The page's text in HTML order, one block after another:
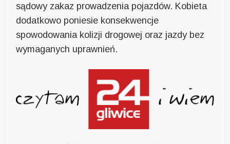
sądowy zakaz prowadzenia pojazdów. Kobieta
dodatkowo poniesie konsekwencje
spowodowania kolizji drogowej oraz jazdy bez
wymaganych uprawnień.